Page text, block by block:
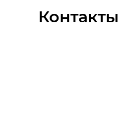
Контакты